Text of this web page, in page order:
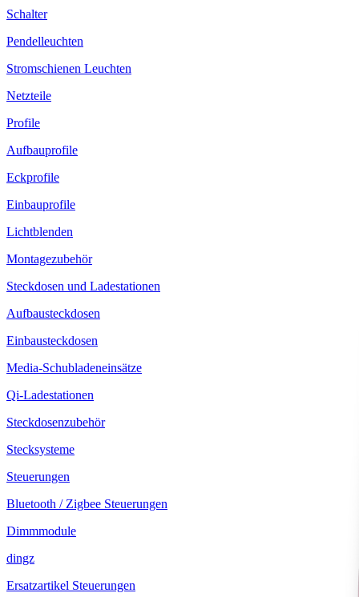
Schalter
Pendelleuchten
Stromschienen Leuchten
Netzteile
Profile
Aufbauprofile
Eckprofile
Einbauprofile
Lichtblenden
Montagezubehör
Steckdosen und Ladestationen
Aufbausteckdosen
Einbausteckdosen
Media-Schubladeneinsätze
Qi-Ladestationen
Steckdosenzubehör
Stecksysteme
Steuerungen
Bluetooth / Zigbee Steuerungen
Dimmmodule
dingz
Ersatzartikel Steuerungen